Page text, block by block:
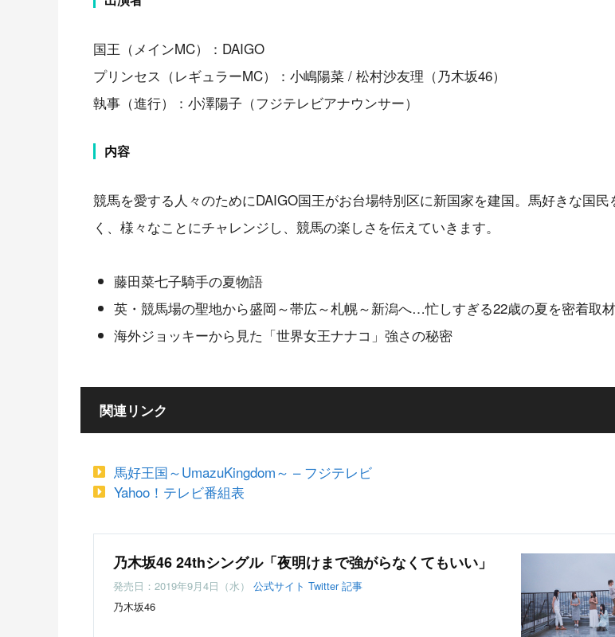
国王（メインMC）：DAIGO
プリンセス（レギュラーMC）：小嶋陽菜 / 松村沙友理（乃木坂46）
執事（進行）：小澤陽子（フジテレビアナウンサー）
内容
競馬を愛する人々のためにDAIGO国王がお台場特別区に新国家を建国。馬好きな国民
く、様々なことにチャレンジし、競馬の楽しさを伝えていきます。
藤田菜七子騎手の夏物語
英・競馬場の聖地から盛岡～帯広～札幌～新潟へ…忙しすぎる22歳の夏を密着取材
海外ジョッキーから見た「世界女王ナナコ」強さの秘密
関連リンク
馬好王国～UmazuKingdom～ – フジテレビ
Yahoo！テレビ番組表
乃木坂46 24thシングル「夜明けまで強がらなくてもいい」
発売日：2019年9月4日（水） 公式サイト Twitter 記事
乃木坂46